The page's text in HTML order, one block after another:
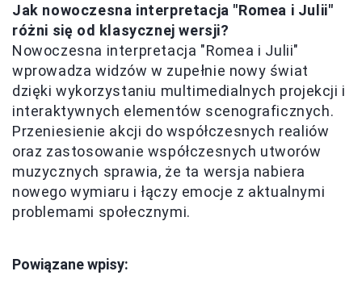
Jak nowoczesna interpretacja "Romea i Julii"
różni się od klasycznej wersji?
Nowoczesna interpretacja "Romea i Julii"
wprowadza widzów w zupełnie nowy świat
dzięki wykorzystaniu multimedialnych projekcji i
interaktywnych elementów scenograficznych.
Przeniesienie akcji do współczesnych realiów
oraz zastosowanie współczesnych utworów
muzycznych sprawia, że ta wersja nabiera
nowego wymiaru i łączy emocje z aktualnymi
problemami społecznymi.
Powiązane wpisy: